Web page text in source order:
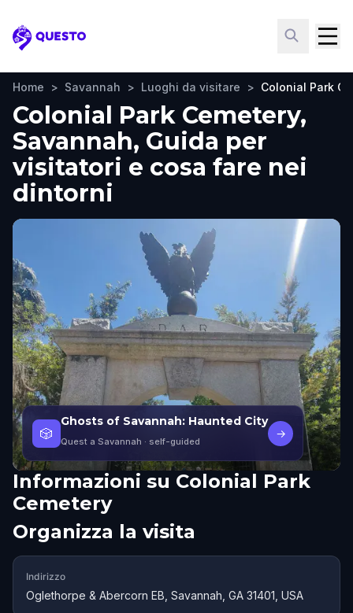
Questo
Home > Savannah > Luoghi da visitare > Colonial Park
Colonial Park Cemetery,
Savannah, Guida per
visitatori e cosa fare nei
dintorni
🎲
Ghosts of Savannah: Haunted City
Quest a Savannah · self-guided
→
Informazioni su Colonial Park
Cemetery
Organizza la visita
Indirizzo
Oglethorpe & Abercorn EB, Savannah, GA 31401, USA